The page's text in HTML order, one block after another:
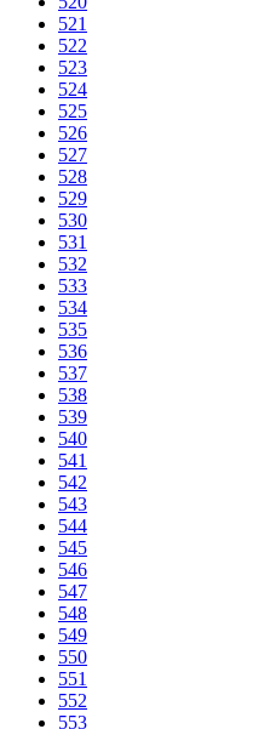
521
522
523
524
525
526
527
528
529
530
531
532
533
534
535
536
537
538
539
540
541
542
543
544
545
546
547
548
549
550
551
552
553